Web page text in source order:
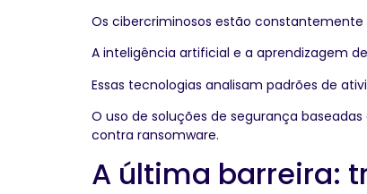
Os cibercriminosos estão
A inteligência artificial e a aprendizagem
Essas tecnologias analisam padrões de
O uso de soluções de segurança
contra ransomware.
A última barreira: